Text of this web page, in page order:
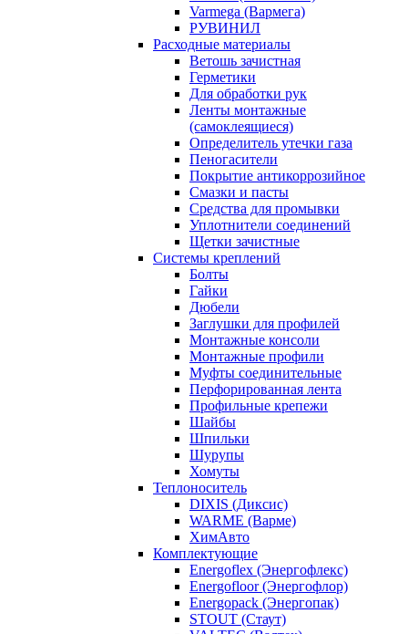
Varmega (Вармега)
РУВИНИЛ
Расходные материалы
Ветошь зачистная
Герметики
Для обработки рук
Ленты монтажные
(самоклеящиеся)
Определитель утечки газа
Пеногасители
Покрытие антикоррозийное
Смазки и пасты
Средства для промывки
Уплотнители соединений
Щетки зачистные
Системы креплений
Болты
Гайки
Дюбели
Заглушки для профилей
Монтажные консоли
Монтажные профили
Муфты соединительные
Перфорированная лента
Профильные крепежи
Шайбы
Шпильки
Шурупы
Хомуты
Теплоноситель
DIXIS (Диксис)
WARME (Варме)
ХимАвто
Комплектующие
Energoflex (Энергофлекс)
Energofloor (Энергофлор)
Energopack (Энергопак)
STOUT (Стаут)